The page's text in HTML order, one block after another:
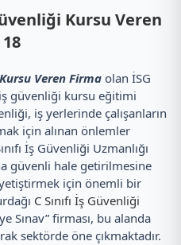
Kursu Veren
Veren Firma olan İSG
iş güvenliği kursu eğitimi
iş yerlerinde çalışanların
için alınan önlemler
İş Güvenliği Uzmanlığı
güvenli hale getirilmesine
için önemli bir
C Sınıfı İş Güvenliği
Sınav” firması, bu alanda
sektörde öne çıkmaktadır.